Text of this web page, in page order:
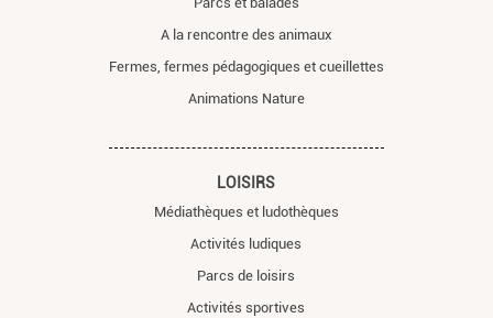
A la rencontre des animaux
Fermes, fermes pédagogiques et cueillettes
Animations Nature
LOISIRS
Médiathèques et ludothèques
Activités ludiques
Parcs de loisirs
Activités sportives